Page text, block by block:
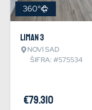
360°
Liman 3
NOVI SAD
ŠIFRA: #575534
€79.310